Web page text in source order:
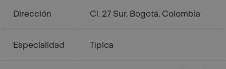
Dirección Cl. 27 Sur, Bogotá, Colombia
Especialidad Típica